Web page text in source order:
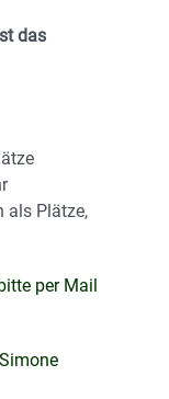
das
als Plätze,
per Mail